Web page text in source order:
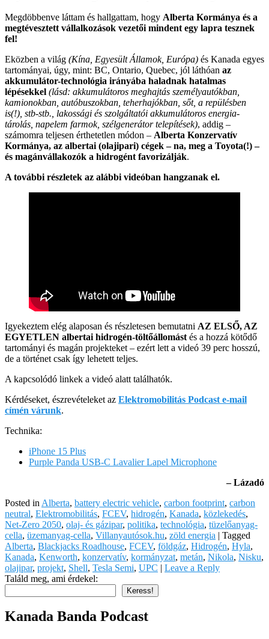
Megdöbbenve láttam és hallgattam, hogy Alberta Kormánya és a
megtévesztett vállalkozások vezetői mindent egy lapra tesznek
fel!
Eközben a világ (Kína, Egyesült Államok, Európa) és Kanada egyes
tartományai, úgy, mint: BC, Ontario, Quebec, jól láthóan az
akkumulátor-technológia irányába haladnak hatalmas
lépésekkel (lásd: akkumulátoros meghajtás személyautókban,
kamionokban, autóbuszokban, teherhajókban, sőt, a repülésben
is(!), stb-stb., lakossági és szolgáltatói akkumulátoros energia-
tárolás, napelem farmok, szélgenerátor telepítések), addig –
számomra teljesen érthetetlen módon – Alberta Konzervatív
Kormánya, az albertai (olajipari) cégek – na, meg a Toyota(!) –
és magánvállakozók a hidrogént favorizálják.
A további részletek az alábbi videóban hangzanak el.
Igyekeztem elég alaposan és részletesen bemutatni AZ ELSŐ, AZ
EGYETLEN albertai hidrogén-töltőállomást és a hozzá kötődő
tartományi és magán projekteket – ezért lett a videó 39 perc hosszú,
de a történet csak így lehetett teljes.
A kapcsolódó linkek a videó alatt találhatók.
Kérdéseket, észrevételeket az Elektromobilitás Podcast e-mail
címén várunk.
Technika:
iPhone 15 Plus
Purple Panda USB-C Lavalier Lapel Microphone
– Lázadó
Posted in Alberta, battery electric vehicle, carbon footprint, carbon
neutral, Elektromobilitás, FCEV, hidrogén, Kanada, közlekedés,
Net-Zero 2050, olaj- és gázipar, politika, technológia, tüzelőanyag-
cella, üzemanyag-cella, Villanyautósok.hu, zöld energia | Tagged
Alberta, Blackjacks Roadhouse, FCEV, földgáz, Hidrogén, Hyla,
Kanada, Kenworth, konzervatív, kormányzat, metán, Nikola, Nisku,
olajipar, projekt, Shell, Tesla Semi, UPC | Leave a Reply
Találd meg, ami érdekel:
Keress!
Kanada Banda Podcast